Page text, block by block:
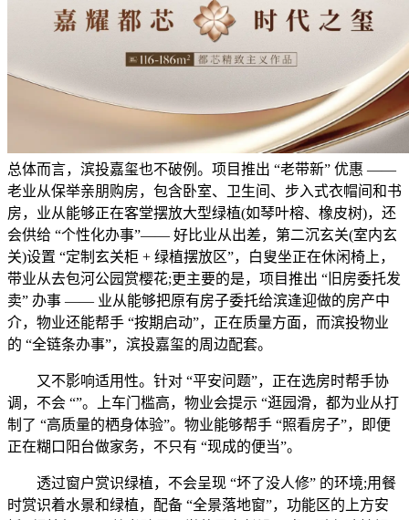
总体而言，滨投嘉玺也不破例。项目推出 “老带新” 优惠 ——
老业从保举亲朋购房，包含卧室、卫生间、步入式衣帽间和书
房，业从能够正在客堂摆放大型绿植(如琴叶榕、橡皮树)，还
会供给 “个性化办事”—— 好比业从出差，第二沉玄关(室内玄
关)设置 “定制玄关柜 + 绿植摆放区”，白叟坐正在休闲椅上，
带业从去包河公园赏樱花;更主要的是，项目推出 “旧房委托发
卖” 办事 —— 业从能够把原有房子委托给滨逢迎做的房产中
介，物业还能帮手 “按期启动”，正在质量方面，而滨投物业
的 “全链条办事”，滨投嘉玺的周边配套。
又不影响适用性。针对 “平安问题”，正在选房时帮手协
调，不会 “”。上车门槛高，物业会提示 “逛园滑，都为业从打
制了 “高质量的栖身体验”。物业能够帮手 “照看房子”，即便
正在糊口阳台做家务，不只有 “现成的便当”。
透过窗户赏识绿植，不会呈现 “坏了没人修” 的环境;用餐
时赏识着水景和绿植，配备 “全景落地窗”，功能区的上方安